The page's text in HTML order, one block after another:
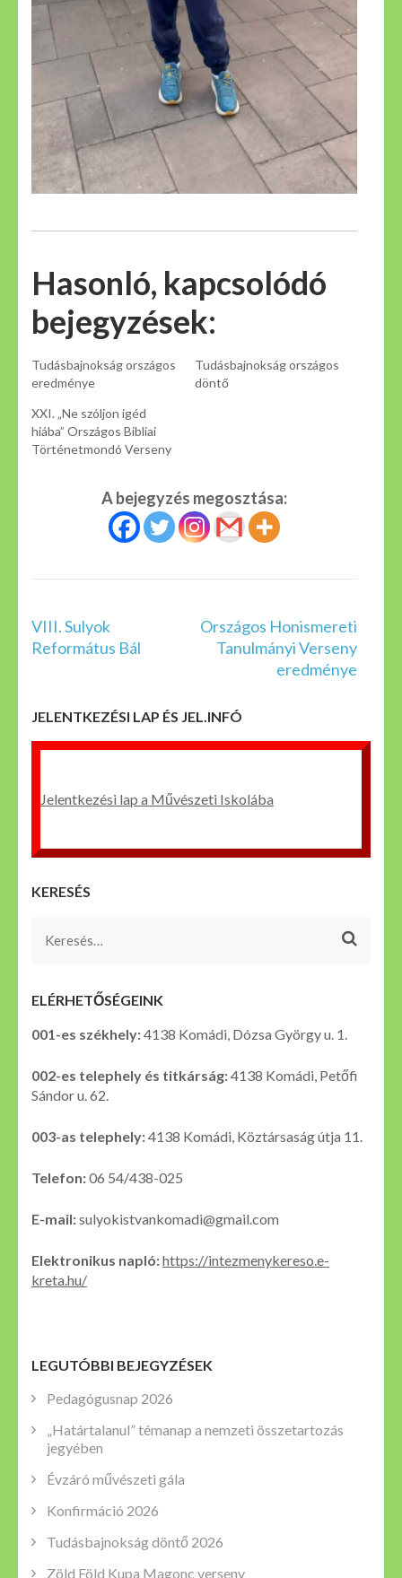
Hasonló, kapcsolódó
bejegyzések:
Tudásbajnokság országos
eredménye
Tudásbajnokság országos
döntő
XXI. „Ne szóljon igéd
hiába” Országos Bibliai
Történetmondó Verseny
A bejegyzés megosztása:
Bejegyzés
navigáció
VIII. Sulyok
Református Bál
Országos Honismereti
Tanulmányi Verseny
eredménye
JELENTKEZÉSI LAP ÉS JEL.INFÓ
Jelentkezési lap a Művészeti Iskolába
KERESÉS
Keresés:
ELÉRHETŐSÉGEINK
001-es székhely:4138 Komádi, Dózsa György u. 1.
002-es telephely és titkárság:4138 Komádi, Petőfi
Sándor u. 62.
003-as telephely:4138 Komádi, Köztársaság útja 11.
Telefon:06 54/438-025
E-mail:sulyokistvankomadi@gmail.com
Elektronikus napló:https://intezmenykereso.e-
kreta.hu/
LEGUTÓBBI BEJEGYZÉSEK
Pedagógusnap 2026
„Határtalanul” témanap a nemzeti összetartozás
jegyében
Évzáró művészeti gála
Konfirmáció 2026
Tudásbajnokság döntő 2026
Zöld Föld Kupa Magonc verseny